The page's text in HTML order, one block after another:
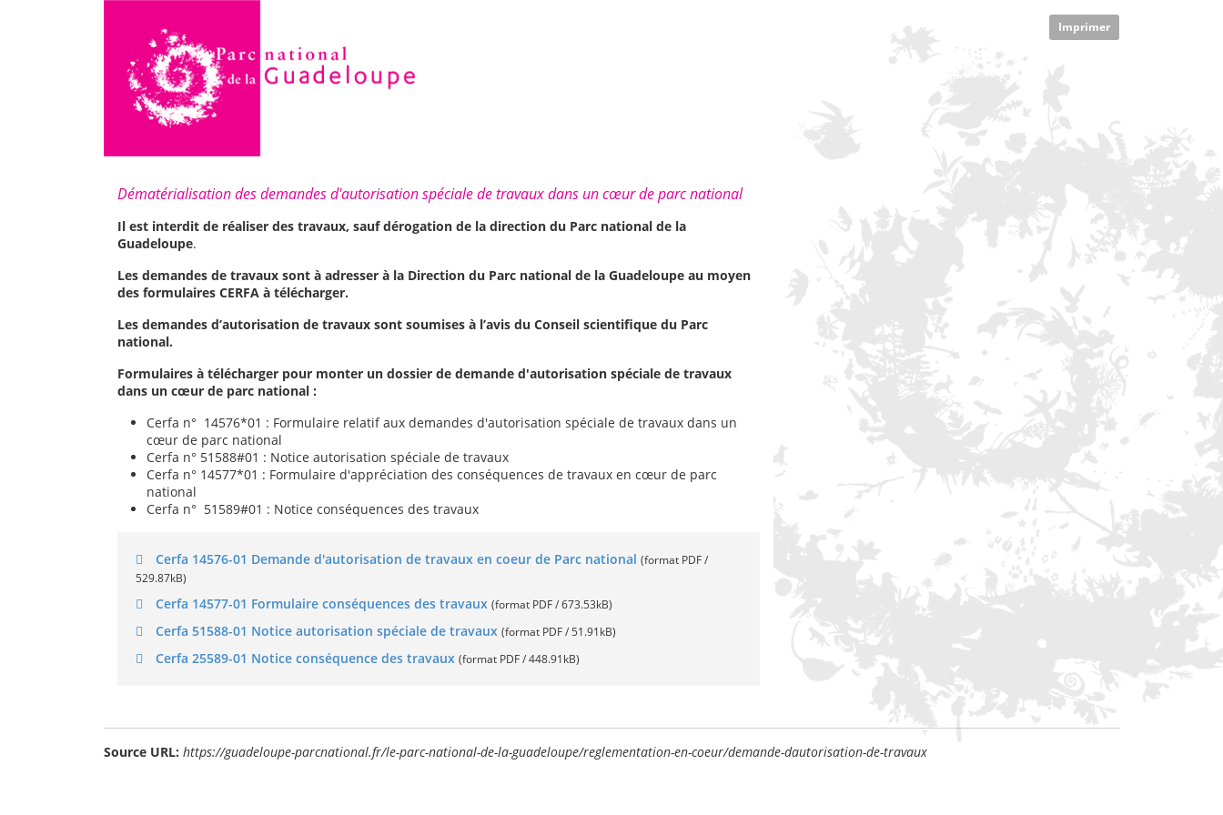
Imprimer
Dématérialisation des demandes d'autorisation spéciale de travaux dans un cœur de parc national
Il est interdit de réaliser des travaux, sauf dérogation de la direction du Parc national de la
Guadeloupe.
Les demandes de travaux sont à adresser à la Direction du Parc national de la Guadeloupe au moyen
des formulaires CERFA à télécharger.
Les demandes d’autorisation de travaux sont soumises à l’avis du Conseil scientifique du Parc
national.
Formulaires à télécharger pour monter un dossier de demande d'autorisation spéciale de travaux
dans un cœur de parc national :
Cerfa n° 14576*01 : Formulaire relatif aux demandes d'autorisation spéciale de travaux dans un
cœur de parc national
Cerfa n° 51588#01 : Notice autorisation spéciale de travaux
Cerfa n° 14577*01 : Formulaire d'appréciation des conséquences de travaux en cœur de parc
national
Cerfa n° 51589#01 : Notice conséquences des travaux
Cerfa 14576-01 Demande d'autorisation de travaux en coeur de Parc national (format PDF /
529.87kB)
Cerfa 14577-01 Formulaire conséquences des travaux (format PDF / 673.53kB)
Cerfa 51588-01 Notice autorisation spéciale de travaux (format PDF / 51.91kB)
Cerfa 25589-01 Notice conséquence des travaux (format PDF / 448.91kB)
Source URL: https://guadeloupe-parcnational.fr/le-parc-national-de-la-guadeloupe/reglementation-en-coeur/demande-dautorisation-de-travaux